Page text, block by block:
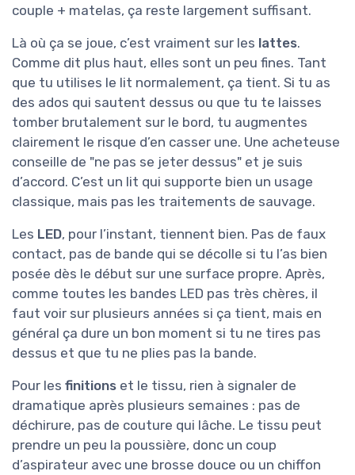
couple + matelas, ça reste largement suffisant.
Là où ça se joue, c’est vraiment sur les lattes.
Comme dit plus haut, elles sont un peu fines. Tant
que tu utilises le lit normalement, ça tient. Si tu as
des ados qui sautent dessus ou que tu te laisses
tomber brutalement sur le bord, tu augmentes
clairement le risque d’en casser une. Une acheteuse
conseille de "ne pas se jeter dessus" et je suis
d’accord. C’est un lit qui supporte bien un usage
classique, mais pas les traitements de sauvage.
Les LED, pour l’instant, tiennent bien. Pas de faux
contact, pas de bande qui se décolle si tu l’as bien
posée dès le début sur une surface propre. Après,
comme toutes les bandes LED pas très chères, il
faut voir sur plusieurs années si ça tient, mais en
général ça dure un bon moment si tu ne tires pas
dessus et que tu ne plies pas la bande.
Pour les finitions et le tissu, rien à signaler de
dramatique après plusieurs semaines : pas de
déchirure, pas de couture qui lâche. Le tissu peut
prendre un peu la poussière, donc un coup
d’aspirateur avec une brosse douce ou un chiffon